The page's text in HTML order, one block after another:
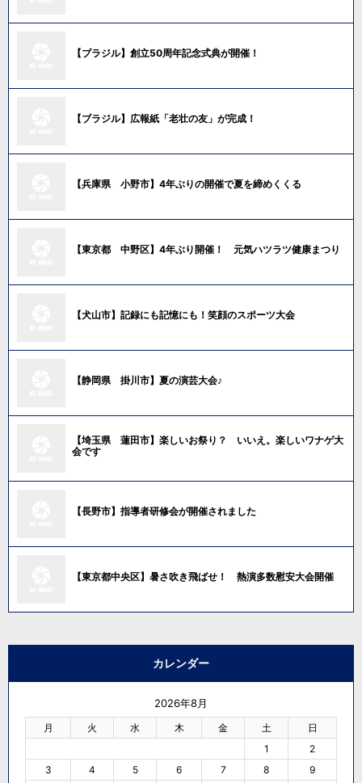
【ブラジル】創立50周年記念式典が開催！
【ブラジル】広報紙「老壮の友」が完成！
【兵庫県 小野市】4年ぶりの開催で夏を締めくくる
【東京都 中野区】4年ぶり開催！ 元気ハツラツ健康まつり
【犬山市】記録にも記憶にも！笑顔のスポーツ大会
【静岡県 掛川市】夏の演芸大会♪
【埼玉県 蓮田市】楽しいお祭り？ いいえ。楽しいワナゲ大
会です
【長野市】指導者研修会が開催されました
【東京都中央区】暑さ吹き飛ばせ！ 熱演多数慰安大会開催
カレンダー
2026年8月
月 火 水 木 金 土 日
1
2
3
4 5 6 7 8
9